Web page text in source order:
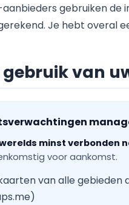
gebruiken de
Je hebt overal
van
minst verbonden
voor aankomst.
van alle gebieden